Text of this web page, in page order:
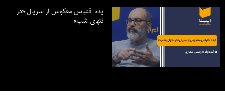
ایده اقتباس معکوس از سریال «در
انتهای شب»